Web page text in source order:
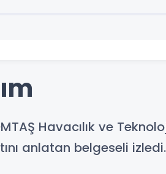
Havacılık ve
anlatan belgeseli izledi.